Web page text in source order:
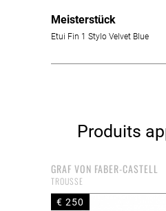
Meisterstück
Etui Fin 1 Stylo Velvet Blue
Produits
GRAF VON FABER-CASTELL
TROUSSE
€ 250